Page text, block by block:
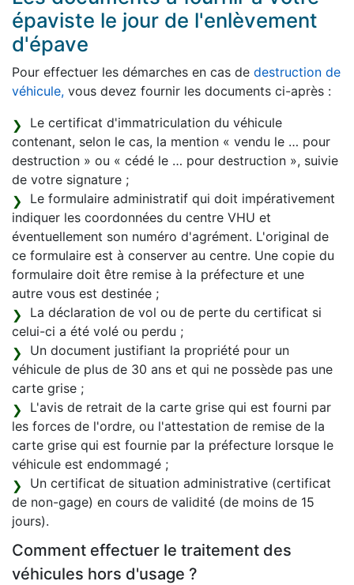
épaviste le jour de l'enlèvement
d'épave
Pour effectuer les démarches en cas de destruction de
véhicule, vous devez fournir les documents ci-après :
Le certificat d'immatriculation du véhicule
contenant, selon le cas, la mention « vendu le … pour
destruction » ou « cédé le … pour destruction », suivie
de votre signature ;
Le formulaire administratif qui doit impérativement
indiquer les coordonnées du centre VHU et
éventuellement son numéro d'agrément. L'original de
ce formulaire est à conserver au centre. Une copie du
formulaire doit être remise à la préfecture et une
autre vous est destinée ;
La déclaration de vol ou de perte du certificat si
celui-ci a été volé ou perdu ;
Un document justifiant la propriété pour un
véhicule de plus de 30 ans et qui ne possède pas une
carte grise ;
L'avis de retrait de la carte grise qui est fourni par
les forces de l'ordre, ou l'attestation de remise de la
carte grise qui est fournie par la préfecture lorsque le
véhicule est endommagé ;
Un certificat de situation administrative (certificat
de non-gage) en cours de validité (de moins de 15
jours).
Comment effectuer le traitement des
véhicules hors d'usage ?